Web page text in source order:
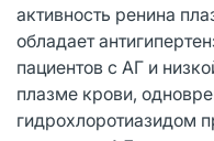
активность ренина
обладает
пациентов с АГ и
плазме крови,
гидрохлоротиазидом